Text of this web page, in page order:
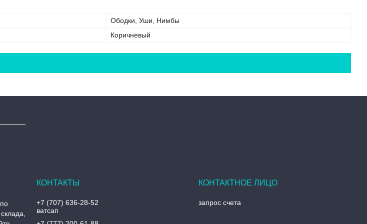
Ободки, Уши, Нимбы
Коричневый
+7 (707) 636-28-52
ватсап
запрос счета